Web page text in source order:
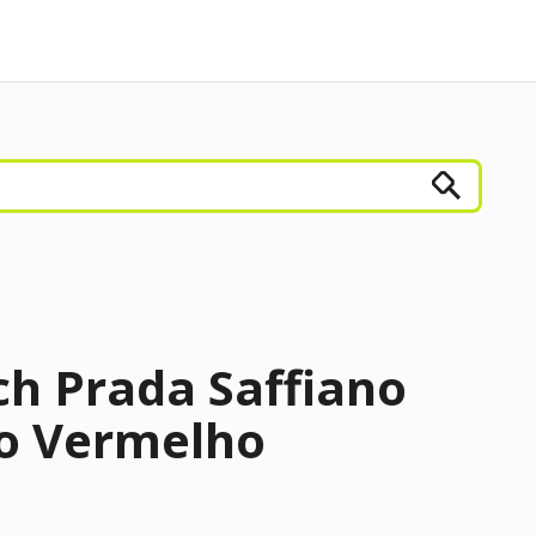
Prada Saffiano
Vermelho